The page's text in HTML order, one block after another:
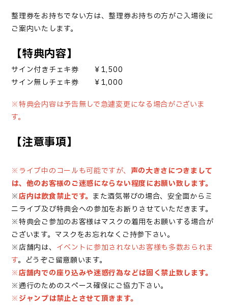
整理券をお持ちでない方は、整理券お持ちの方がご入場後に
ご案内いたします。
【特典内容】
サイン付きチェキ券 ￥1,500
サイン無しチェキ券 ￥1,000
※特典会内容は予告無しで急遽変更になる場合がございま
す。
【注意事項】
※ライブ中のコールも可能ですが、 声の大きさにつきまして
は、他のお客様のご迷惑にならない程度にお願い致します。
※店内は飲食禁止です。 また酒気帯びの場合、安全面からミ
ニライブ及び特典会への参加をお断りさせていただきます。
※特典会ご参加のお客様はマスクの着用をお願いする場合が
ございます。マスクをお忘れなくご持参下さい。
※店舗内は、 イベントに参加されないお客様も多数おられま
す。どうぞご留意願います。
※店舗内での座り込みや迷惑行為などは固く禁止致します。
※通行のためのスペース確保にご協力下さい。
※ジャンプは禁止とさせて頂きます。